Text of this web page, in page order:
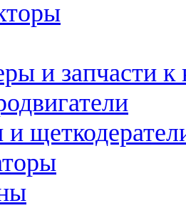
и запчасти